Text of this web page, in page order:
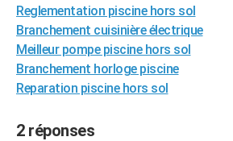
Reglementation piscine hors sol
Branchement cuisinière électrique
Meilleur pompe piscine hors sol
Branchement horloge piscine
Reparation piscine hors sol
2 réponses